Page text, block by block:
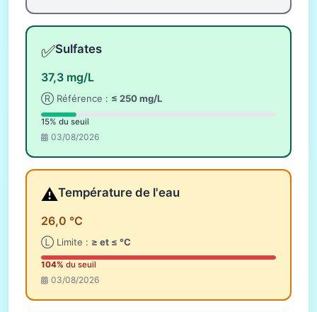
✅Sulfates
37,3 mg/L
Ⓡ Référence : ≤ 250 mg/L
15% du seuil
03/08/2026
⚠️Température de l'eau
26,0 °C
Ⓛ Limite : ≥ et ≤ °C
104% du seuil
03/08/2026